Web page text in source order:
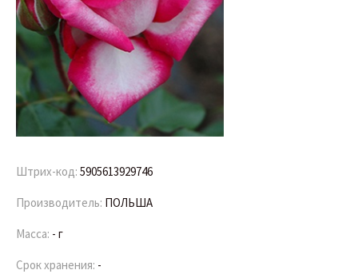
Штрих-код: 5905613929746
Производитель: ПОЛЬША
Масса: - г
Срок хранения: -